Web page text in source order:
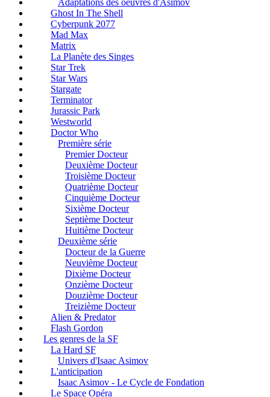
Adaptations des oeuvres d'Asimov
Ghost In The Shell
Cyberpunk 2077
Mad Max
Matrix
La Planète des Singes
Star Trek
Star Wars
Stargate
Terminator
Jurassic Park
Westworld
Doctor Who
Première série
Premier Docteur
Deuxième Docteur
Troisième Docteur
Quatrième Docteur
Cinquième Docteur
Sixième Docteur
Septième Docteur
Huitième Docteur
Deuxième série
Docteur de la Guerre
Neuvième Docteur
Dixième Docteur
Onzième Docteur
Douzième Docteur
Treizième Docteur
Alien & Predator
Flash Gordon
Les genres de la SF
La Hard SF
Univers d'Isaac Asimov
L'anticipation
Isaac Asimov - Le Cycle de Fondation
Le Space Opéra